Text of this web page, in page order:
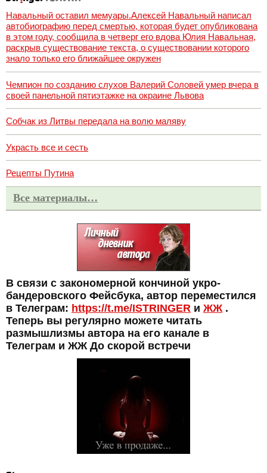
Навальный оставил мемуары.Алексей Навальный написал
автобиографию перед смертью, которая будет опубликована
в этом году, сообщила в четверг его вдова Юлия Навальная,
раскрыв существование текста, о существовании которого
знало только его ближайшее окружен
Чемпион по созданию слухов Валерий Соловей умер вчера в
своей панельной пятиэтажке на окраине Львова
Собчак из Литвы передала на волю маляву
Украсть все и сесть
Рецепты Путина
Все материалы…
В связи с закономерной кончиной укро-
бандеровского Фейсбука, автор переместился
в Телеграм: https://t.me/ISTRINGER и ЖЖ .
Теперь вы регулярно можете читать
размышлизмы автора на его канале в
Телеграм и ЖЖ До скорой встречи